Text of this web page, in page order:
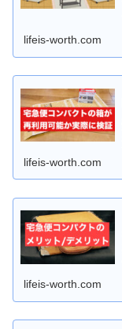
lifeis-worth.com
lifeis-worth.com
lifeis-worth.com